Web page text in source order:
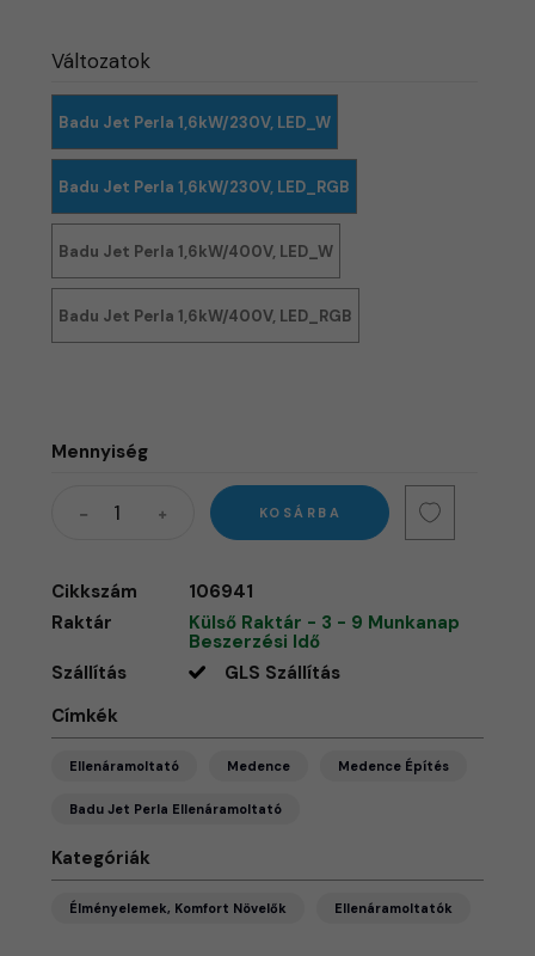
Változatok
Badu Jet Perla 1,6kW/230V, LED_W
Badu Jet Perla 1,6kW/230V, LED_RGB
Badu Jet Perla 1,6kW/400V, LED_W
Badu Jet Perla 1,6kW/400V, LED_RGB
Mennyiség
KOSÁRBA
Cikkszám
106941
Raktár
Külső Raktár - 3 - 9 Munkanap
Beszerzési Idő
Szállítás
GLS Szállítás
Címkék
Ellenáramoltató Medence Medence Építés
Badu Jet Perla Ellenáramoltató
Kategóriák
Élményelemek, Komfort Növelők Ellenáramoltatók